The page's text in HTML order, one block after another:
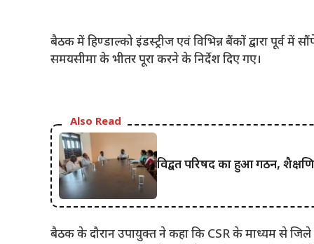
बैठक में हिण्डाल्को इंडस्ट्रीज एवं विभिन्न बैंकों द्वारा पूर्व में
समयसीमा के भीतर पूरा करने के निर्देश दिए गए।
Also Read
विद्वत परिषद का हुआ गठन,
बैठक के दौरान उपायुक्त ने कहा कि CSR के माध्यम से